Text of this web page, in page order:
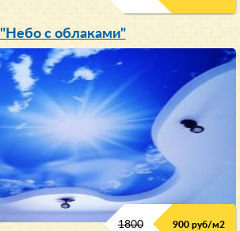
"Небо с облаками"
1800 900 руб/м2